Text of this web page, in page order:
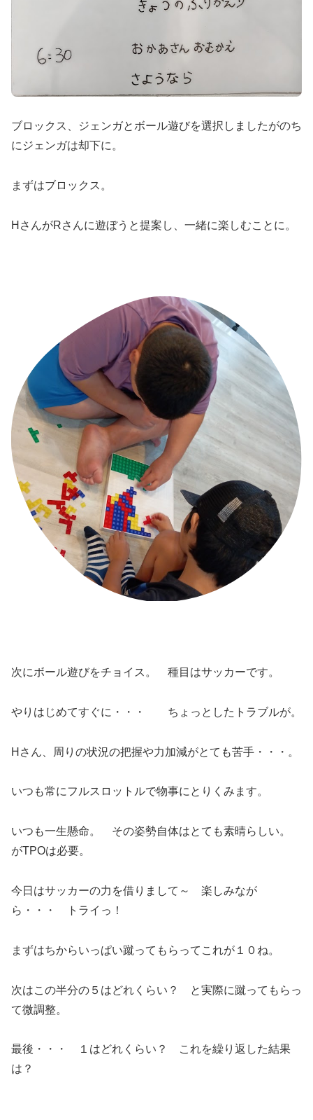
ブロックス、ジェンガとボール遊びを選択しましたがのち
にジェンガは却下に。
まずはブロックス。
HさんがRさんに遊ぼうと提案し、一緒に楽しむことに。
次にボール遊びをチョイス。 種目はサッカーです。
やりはじめてすぐに・・・ ちょっとしたトラブルが。
Hさん、周りの状況の把握や力加減がとても苦手・・・。
いつも常にフルスロットルで物事にとりくみます。
いつも一生懸命。 その姿勢自体はとても素晴らしい。
がTPOは必要。
今日はサッカーの力を借りまして～ 楽しみなが
ら・・・ トライっ！
まずはちからいっぱい蹴ってもらってこれが１０ね。
次はこの半分の５はどれくらい？ と実際に蹴ってもらっ
て微調整。
最後・・・ １はどれくらい？ これを繰り返した結果
は？